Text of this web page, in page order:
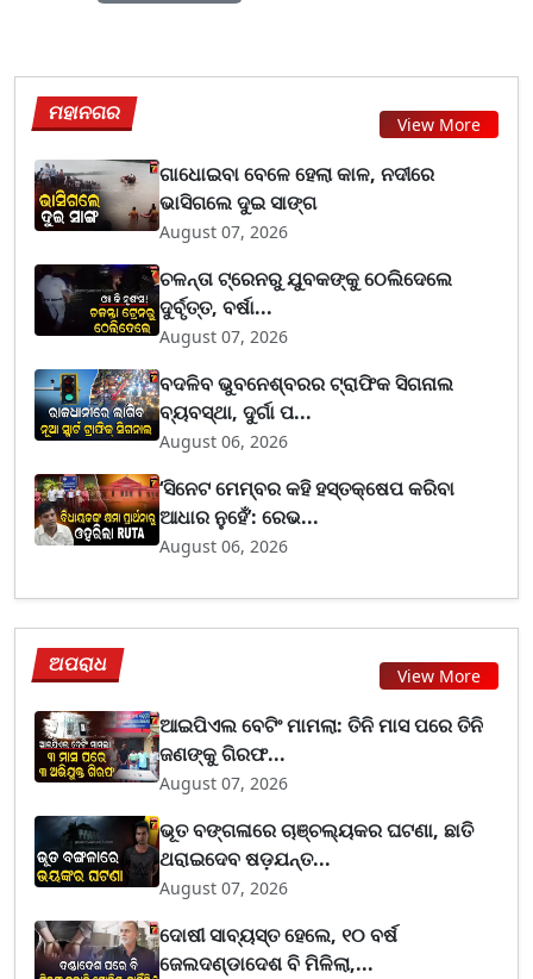
ମହାନଗର View More
ଗାଧୋଇବା ବେଳେ ହେଲା କାଳ, ନଦୀରେ
ଭାସିଗଲେ ଦୁଇ ସାଙ୍ଗ
August 07, 2026
ଚଳନ୍ତା ଟ୍ରେନରୁ ଯୁବକଙ୍କୁ ଠେଲିଦେଲେ
ଦୁର୍ବୃତ୍ତ, ବର୍ଷା...
August 07, 2026
ବଦଳିବ ଭୁବନେଶ୍ବରର ଟ୍ରାଫିକ ସିଗନାଲ
ବ୍ୟବସ୍ଥା, ଦୁର୍ଗା ପ...
August 06, 2026
‘ସିନେଟ ମେମ୍ବର କହି ହସ୍ତକ୍ଷେପ କରିବା
ଆଧାର ନୁହେଁ’: ରେଭ...
August 06, 2026
ଅପରାଧ View More
ଆଇପିଏଲ ବେଟିଂ ମାମଲା: ତିନି ମାସ ପରେ ତିନି
ଜଣଙ୍କୁ ଗିରଫ...
August 07, 2026
ଭୂତ ବଙ୍ଗଳାରେ ଚାଞ୍ଚଲ୍ୟକର ଘଟଣା, ଛାତି
ଥରାଇଦେବ ଷଡ଼ଯନ୍ତ...
August 07, 2026
ଦୋଷୀ ସାବ୍ୟସ୍ତ ହେଲେ, ୧୦ ବର୍ଷ
ଜେଲଦଣ୍ଡାଦେଶ ବି ମିଳିଲା,...